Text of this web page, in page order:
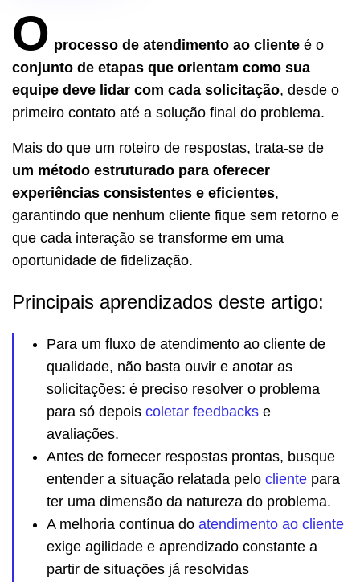
O processo de atendimento ao cliente é o
conjunto de etapas que orientam como sua
equipe deve lidar com cada solicitação, desde o
primeiro contato até a solução final do problema.
Mais do que um roteiro de respostas, trata-se de
um método estruturado para oferecer
experiências consistentes e eficientes,
garantindo que nenhum cliente fique sem retorno e
que cada interação se transforme em uma
oportunidade de fidelização.
Principais aprendizados deste artigo:
Para um fluxo de atendimento ao cliente de
qualidade, não basta ouvir e anotar as
solicitações: é preciso resolver o problema
para só depois coletar feedbacks e
avaliações.
Antes de fornecer respostas prontas, busque
entender a situação relatada pelo cliente para
ter uma dimensão da natureza do problema.
A melhoria contínua do atendimento ao cliente
exige agilidade e aprendizado constante a
partir de situações já resolvidas